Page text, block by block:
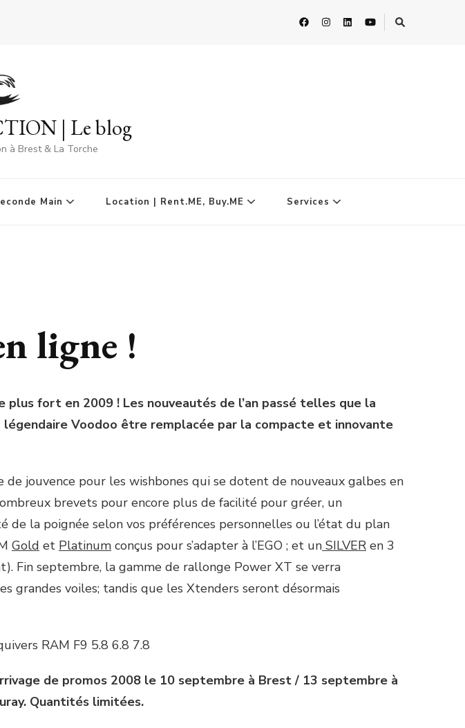
| Le blog
à Brest & La Torche
Main Location | Rent.ME, Buy.ME Services
ligne !
fort en 2009 ! Les nouveautés de l’an passé telles que la
Voodoo être remplacée par la compacte et innovante
de jouvence pour les wishbones qui se dotent de nouveaux galbes en
brevets pour encore plus de facilité pour gréer, un
la poignée selon vos préférences personnelles ou l’état du plan
Gold et Platinum conçus pour s’adapter à l’EGO ; et un SILVER en 3
Fin septembre, la gamme de rallonge Power XT se verra
grandes voiles; tandis que les Xtenders seront désormais
RAM F9 5.8 6.8 7.8
de promos 2008 le 10 septembre à Brest / 13 septembre à
Quantités limitées.